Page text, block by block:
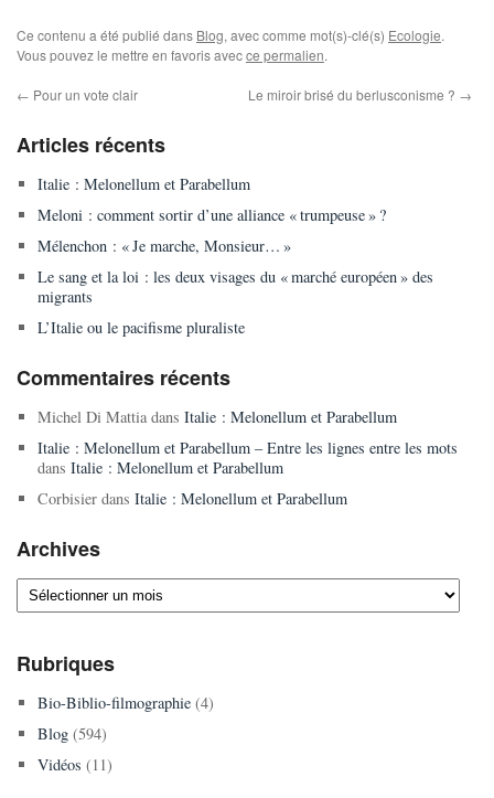
Ce contenu a été publié dans Blog, avec comme mot(s)-clé(s) Ecologie.
Vous pouvez le mettre en favoris avecce permalien.
← Pour un vote clair Le miroir brisé du berlusconisme ? →
Articles récents
Italie : Melonellum et Parabellum
Meloni : comment sortir d’une alliance « trumpeuse » ?
Mélenchon : « Je marche, Monsieur… »
Le sang et la loi : les deux visages du « marché européen » des
migrants
L’Italie ou le pacifisme pluraliste
Commentaires récents
Michel Di Mattiadans Italie : Melonellum et Parabellum
Italie : Melonellum et Parabellum – Entre les lignes entre les mots
dans Italie : Melonellum et Parabellum
Corbisierdans Italie : Melonellum et Parabellum
Archives
Archives
Rubriques
Bio-Biblio-filmographie(4)
Blog(594)
Vidéos (11)